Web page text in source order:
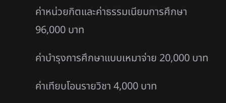
ค่าหน่วยกิตและค่าธรรมเนียมการศึกษา
96,000 บาท
ค่าบำรุงการศึกษาแบบเหมาจ่าย 20,000 บาท
ค่าเทียบโอนรายวิชา 4,000 บาท